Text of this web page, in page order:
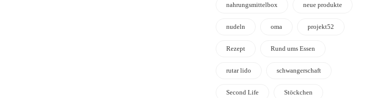
nahrungsmittelbox neue produkte
nudeln oma projekt52
Rezept Rund ums Essen
rutar lido schwangerschaft
Second Life Stöckchen